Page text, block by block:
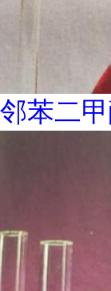
邻苯二